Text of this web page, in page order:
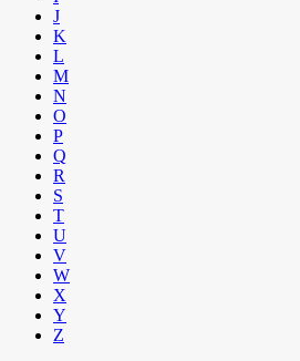
J
K
L
M
N
O
P
Q
R
S
T
U
V
W
X
Y
Z